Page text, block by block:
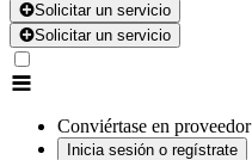
Solicitar un servicio
Solicitar un servicio
Conviértase en proveedor
Inicia sesión o regístrate